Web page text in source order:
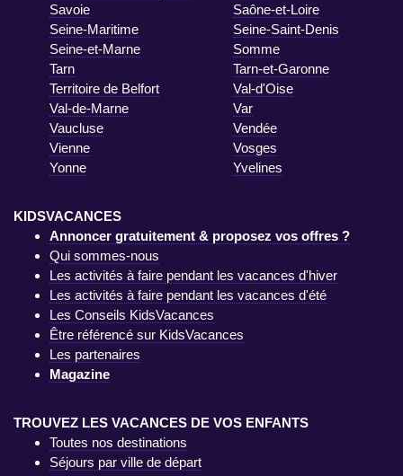
Savoie
Saône-et-Loire
Seine-Maritime
Seine-Saint-Denis
Seine-et-Marne
Somme
Tarn
Tarn-et-Garonne
Territoire de Belfort
Val-d'Oise
Val-de-Marne
Var
Vaucluse
Vendée
Vienne
Vosges
Yonne
Yvelines
KIDSVACANCES
Annoncer gratuitement & proposez vos offres ?
Qui sommes-nous
Les activités à faire pendant les vacances d'hiver
Les activités à faire pendant les vacances d'été
Les Conseils KidsVacances
Être référencé sur KidsVacances
Les partenaires
Magazine
TROUVEZ LES VACANCES DE VOS ENFANTS
Toutes nos destinations
Séjours par ville de départ